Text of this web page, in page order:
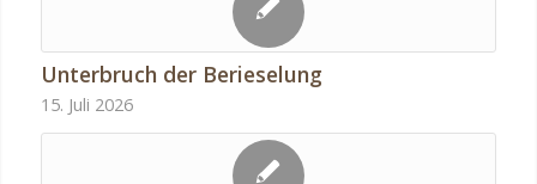
Unterbruch der Berieselung
15. Juli 2026